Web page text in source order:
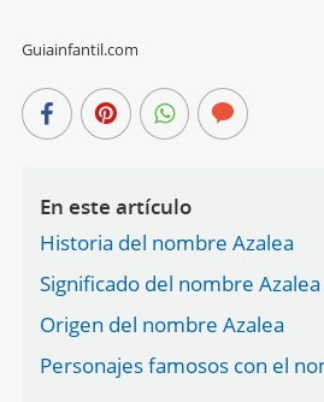
Guiainfantil.com
En este artículo
Historia del nombre Azalea
Significado del nombre Azalea
Origen del nombre Azalea
Personajes famosos con el